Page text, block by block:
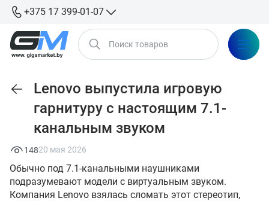
+375 17 399-01-07
Lenovo выпустила игровую
гарнитуру с настоящим 7.1-
канальным звуком
Обычно под 7.1-канальными наушниками
подразумевают модели с виртуальным звуком.
Компания Lenovo взялась сломать этот стереотип,
20 мая 2026
148